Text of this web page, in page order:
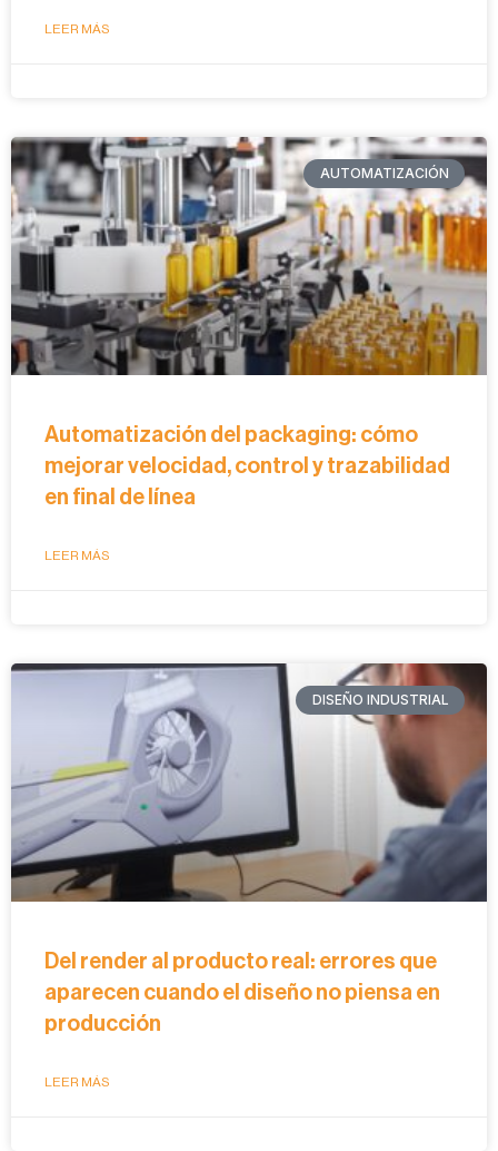
LEER MÁS
AUTOMATIZACIÓN
Automatización del packaging: cómo
mejorar velocidad, control y trazabilidad
en final de línea
LEER MÁS
DISEÑO INDUSTRIAL
Del render al producto real: errores que
aparecen cuando el diseño no piensa en
producción
LEER MÁS